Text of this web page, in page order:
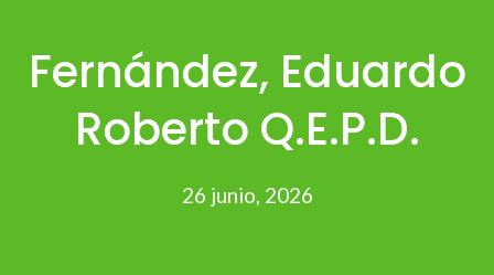
Fernández, Eduardo
Roberto Q.E.P.D.
26 junio, 2026